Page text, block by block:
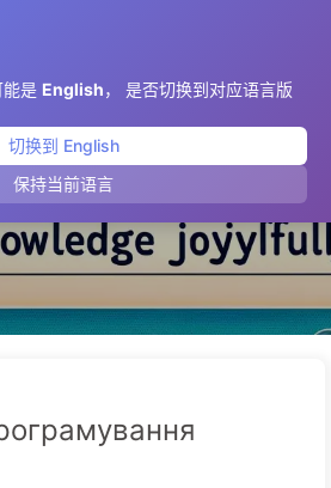
是 English， 是否切换到对应语言版
切换到 English
保持当前语言